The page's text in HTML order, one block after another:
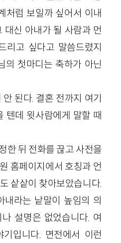
처럼 보일까 싶어서 이내
대신 아내가 될 사람과 먼
리고 싶다고 말씀드렸지
의 첫마디는 축하가 아닌
된다. 결혼 전까지 여기
텐데 윗사람에게 말할 때
한 뒤 전화를 끊고 사전을
홈페이지에서 호칭과 언
샅샅이 찾아보았습니다.
내라는 낱말이 높임의 의
설명은 없었습니다. 여
입니다. 면전에서 이런